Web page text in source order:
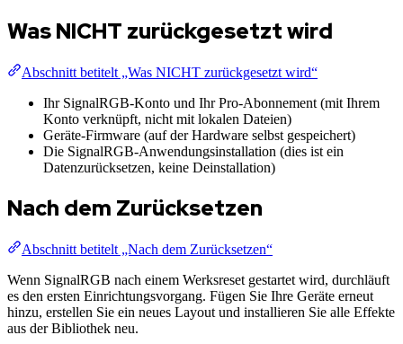
Was NICHT zurückgesetzt wird
Abschnitt betitelt „Was NICHT zurückgesetzt wird“
Ihr SignalRGB-Konto und Ihr Pro-Abonnement (mit Ihrem
Konto verknüpft, nicht mit lokalen Dateien)
Geräte-Firmware (auf der Hardware selbst gespeichert)
Die SignalRGB-Anwendungsinstallation (dies ist ein
Datenzurücksetzen, keine Deinstallation)
Nach dem Zurücksetzen
Abschnitt betitelt „Nach dem Zurücksetzen“
Wenn SignalRGB nach einem Werksreset gestartet wird, durchläuft
es den ersten Einrichtungsvorgang. Fügen Sie Ihre Geräte erneut
hinzu, erstellen Sie ein neues Layout und installieren Sie alle Effekte
aus der Bibliothek neu.